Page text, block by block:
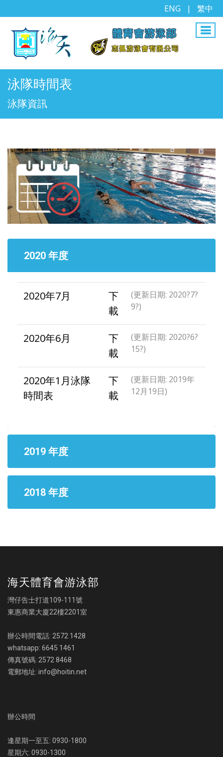
ENG | 繁中
泳隊時間表
泳隊資訊
2020 年度
2020年7月
下
載
(更新日期: 2020?7?
9?)
2020年6月
下
載
(更新日期: 2020?6?
15?)
2020年1月泳隊
時間表
下
載
(更新日期: 2019年
12月19日)
2019 年度
2018 年度
海天體育會游泳部
灣仔告士打道109-111號
東惠商業大廈22樓2201室
辦公時間電話: 2572 1428
whatsapp: 6645 1461
傳真號碼: 2572 8468
電郵地址: info@hoitin.net
辦公時間
逢星期一至五: 0930-1800
星期六: 0930-1300